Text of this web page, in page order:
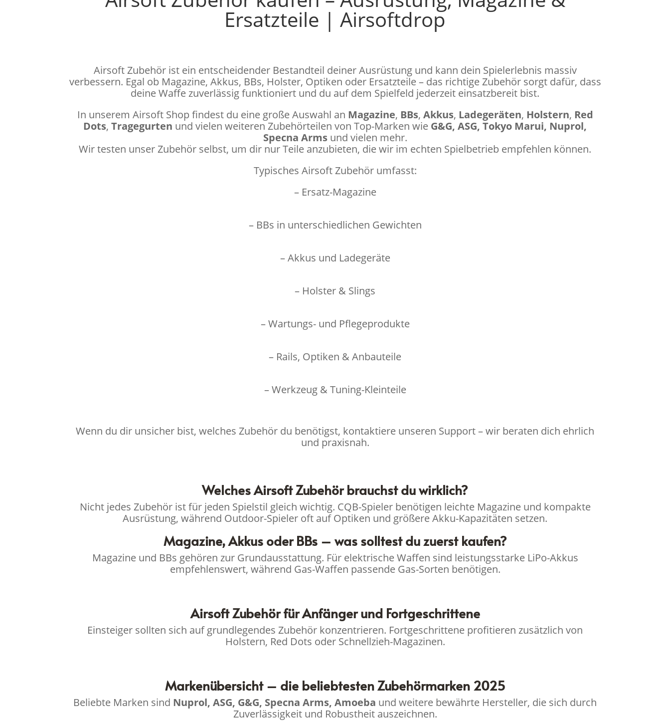
Ersatzteile | Airsoftdrop
Airsoft Zubehör ist ein entscheidender Bestandteil deiner Ausrüstung und kann dein Spielerlebnis massiv
verbessern. Egal ob Magazine, Akkus, BBs, Holster, Optiken oder Ersatzteile – das richtige Zubehör sorgt dafür, dass
deine Waffe zuverlässig funktioniert und du auf dem Spielfeld jederzeit einsatzbereit bist.
In unserem Airsoft Shop findest du eine große Auswahl an Magazine, BBs, Akkus, Ladegeräten, Holstern, Red
Dots, Tragegurten und vielen weiteren Zubehörteilen von Top-Marken wie G&G, ASG, Tokyo Marui, Nuprol,
Specna Armsund vielen mehr.
Wir testen unser Zubehör selbst, um dir nur Teile anzubieten, die wir im echten Spielbetrieb empfehlen können.
Typisches Airsoft Zubehör umfasst:
– Ersatz-Magazine
– BBs in unterschiedlichen Gewichten
– Akkus und Ladegeräte
– Holster & Slings
– Wartungs- und Pflegeprodukte
– Rails, Optiken & Anbauteile
– Werkzeug & Tuning-Kleinteile
Wenn du dir unsicher bist, welches Zubehör du benötigst, kontaktiere unseren Support – wir beraten dich ehrlich
und praxisnah.
Welches Airsoft Zubehör brauchst du wirklich?
Nicht jedes Zubehör ist für jeden Spielstil gleich wichtig. CQB-Spieler benötigen leichte Magazine und kompakte
Ausrüstung, während Outdoor-Spieler oft auf Optiken und größere Akku-Kapazitäten setzen.
Magazine, Akkus oder BBs – was solltest du zuerst kaufen?
Magazine und BBs gehören zur Grundausstattung. Für elektrische Waffen sind leistungsstarke LiPo-Akkus
empfehlenswert, während Gas-Waffen passende Gas-Sorten benötigen.
Airsoft Zubehör für Anfänger und Fortgeschrittene
Einsteiger sollten sich auf grundlegendes Zubehör konzentrieren. Fortgeschrittene profitieren zusätzlich von
Holstern, Red Dots oder Schnellzieh-Magazinen.
Markenübersicht – die beliebtesten Zubehörmarken 2025
Beliebte Marken sind Nuprol, ASG, G&G, Specna Arms, Amoeba und weitere bewährte Hersteller, die sich durch
Zuverlässigkeit und Robustheit auszeichnen.